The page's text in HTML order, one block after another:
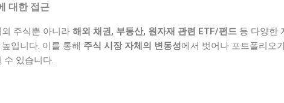
대한 접근
주식뿐 아니라 해외 채권, 부동산, 원자재 관련 ETF/펀드 등 다양한
입니다. 이를 통해 주식 시장 자체의 변동성에서 벗어나 포트폴리오
수 있습니다.